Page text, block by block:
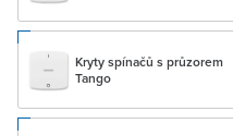
Kryty spínačů s průzorem
Tango